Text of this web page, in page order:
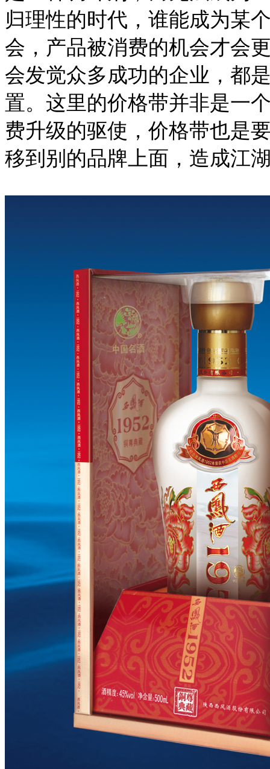
归理性的时代，谁能成为某
会，产品被消费的机会才会
会发觉众多成功的企业，都
置。这里的价格带并非是一
费升级的驱使，价格带也是
移到别的品牌上面，造成江